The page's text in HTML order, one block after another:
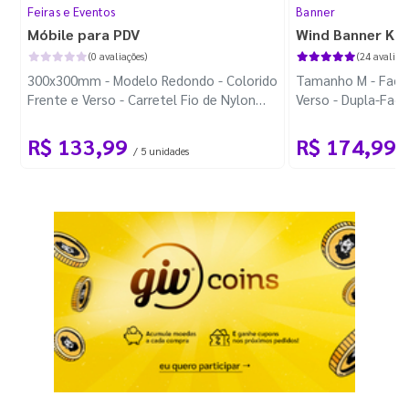
Feiras e Eventos
Móbile para PDV
(0 avaliações)
300x300mm - Modelo Redondo - Colorido
Frente e Verso - Carretel Fio de Nylon
R$ 133,99 / 5 unidades
Banner
Wind Banner
(24
Tamanho M -
Verso - Dupla-
R$ 174,99